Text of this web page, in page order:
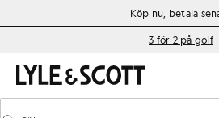
Gå direkt till huvudinnehållet
Information om tillgänglighet
Köp nu, betala
3 för 2 på golf